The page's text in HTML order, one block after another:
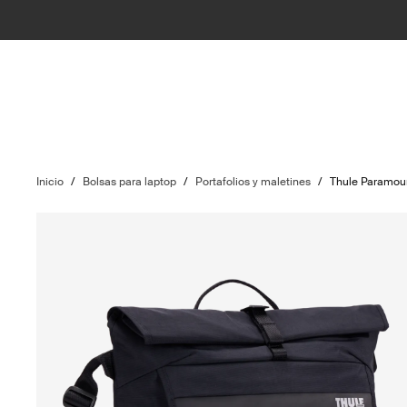
Inicio / Bolsas para laptop / Portafolios y maletines / Thule